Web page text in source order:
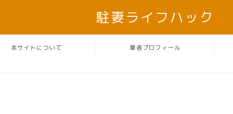
駐妻ライフハック
本サイトについて 筆者プロフィール